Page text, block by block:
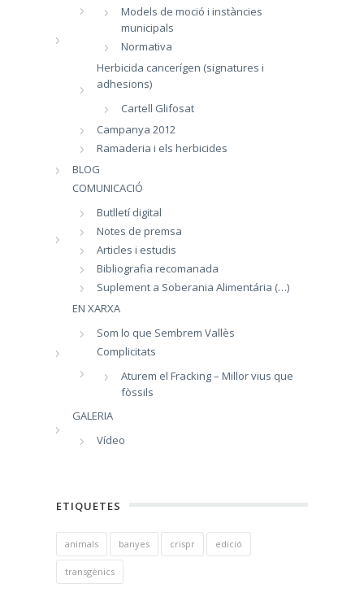
Models de moció i instàncies
municipals
Normativa
Herbicida cancerígen (signatures i
adhesions)
Cartell Glifosat
Campanya 2012
Ramaderia i els herbicides
BLOG
COMUNICACIÓ
Butlletí digital
Notes de premsa
Articles i estudis
Bibliografia recomanada
Suplement a Soberania Alimentária (…)
EN XARXA
Som lo que Sembrem Vallès
Complicitats
Aturem el Fracking – Millor vius que
fòssils
GALERIA
Vídeo
ETIQUETES
animals banyes crispr edició
transgènics